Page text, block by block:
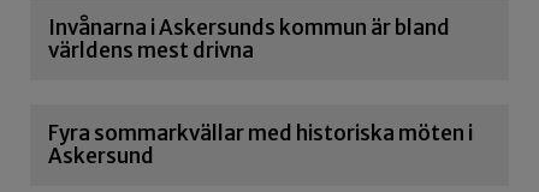
Invånarna i Askersunds kommun är bland
världens mest drivna
Fyra sommarkvällar med historiska möten i
Askersund